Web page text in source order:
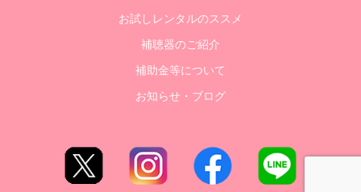
お試しレンタルのススメ
補聴器のご紹介
補助金等について
お知らせ・ブログ